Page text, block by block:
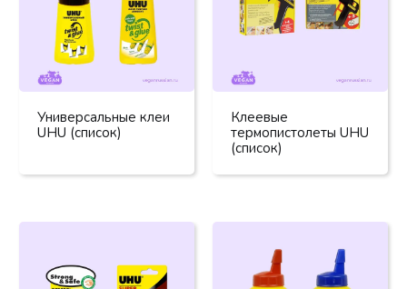
Универсальные клеи
UHU (список)
Клеевые
термопистолеты UHU
(список)